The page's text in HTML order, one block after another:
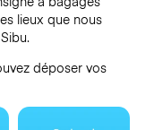
lieux que nous
déposer vos